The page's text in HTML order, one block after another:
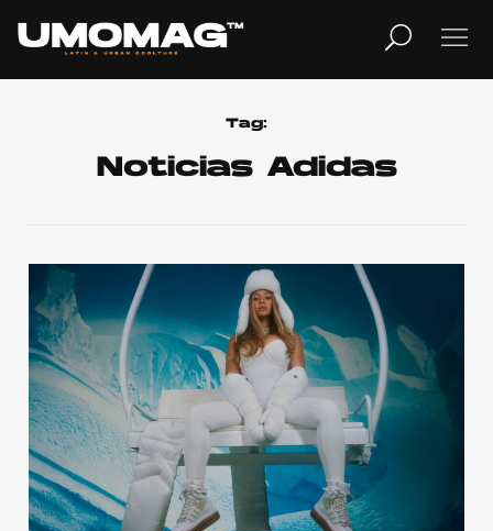
Home
Cover Story
Publicidad
Tag:
Noticias Adidas